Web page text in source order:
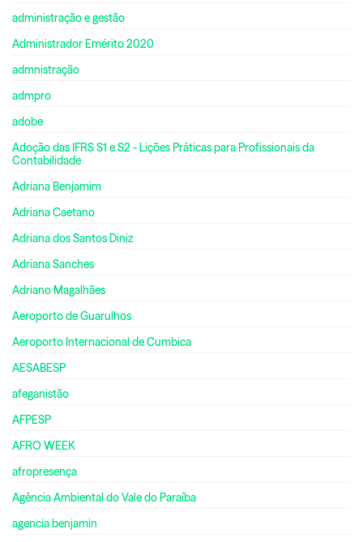
administração e gestão
Administrador Emérito 2020
admnistração
admpro
adobe
Adoção das IFRS S1 e S2 - Lições Práticas para Profissionais da
Contabilidade
Adriana Benjamim
Adriana Caetano
Adriana dos Santos Diniz
Adriana Sanches
Adriano Magalhães
Aeroporto de Guarulhos
Aeroporto Internacional de Cumbica
AESABESP
afeganistão
AFPESP
AFRO WEEK
afropresença
Agência Ambiental do Vale do Paraíba
agencia benjamin